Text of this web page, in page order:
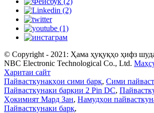
© Copyright - 2021: Ҳама ҳуқуқҳо ҳифз
NBC Electronic Technological Co., Ltd.
Харитаи сайт
Пайвасткунакҳои сими барқ, Сими
Пайвасткунаки барқии 2 Pin DC,
Ҳокимият Мард Зан, Намудҳои
Пайвасткунаки барқ,